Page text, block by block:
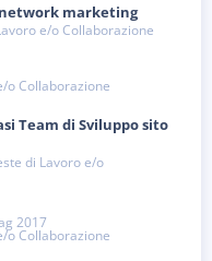
network marketing
e/o Collaborazione
o Collaborazione
Team di Sviluppo sito
di Lavoro e/o
o Collaborazione
2017